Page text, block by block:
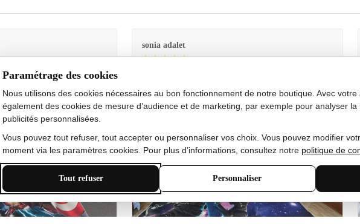
et livraison rapide. Je
!
sonia adalet
bon état doux
Paramétrage des cookies
Nous utilisons des cookies nécessaires au bon fonctionnement de notre boutique. Avec
également des cookies de mesure d’audience et de marketing, par exemple pour analyser
publicités personnalisées.
Vous pouvez tout refuser, tout accepter ou personnaliser vos choix. Vous pouvez modifier
moment via les paramètres cookies. Pour plus d’informations, consultez notre politique de
Tout refuser Personnaliser